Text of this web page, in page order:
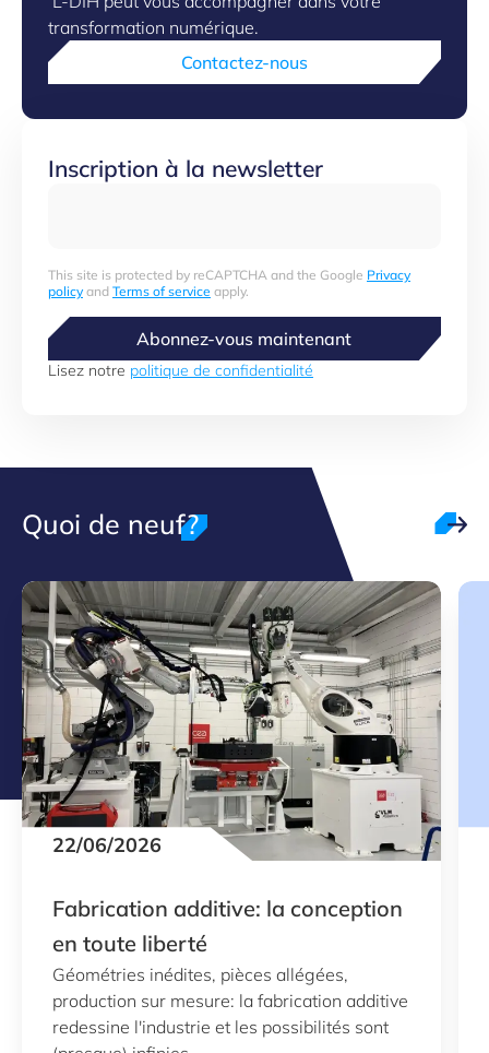
transformation numérique.
Contactez-nous
Inscription à la newsletter
This site is protected by reCAPTCHA and the Google Privacy
policyand Terms of service apply.
Abonnez-vous maintenant
Lisez notre politique de confidentialité
Quoi de neuf?
22/06/2026
Fabrication additive: la conception
en toute liberté
Géométries inédites, pièces allégées,
production sur mesure: la fabrication additive
redessine l'industrie et les possibilités sont